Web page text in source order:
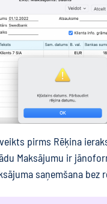
pirms Rēķina
Maksājumu ir
saņemšana bez